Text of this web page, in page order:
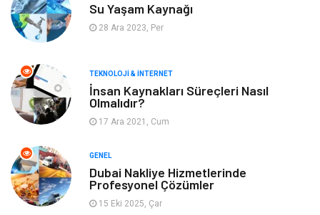
Keyif & Hobi Organizasyon
Gayrimenkul Spor
Finans& Ekonomi Anne & Çocuk
Genel Kültür
Ev İşleri
Su Yaşam Kaynağı
28 Ara 2023, Per
TEKNOLOJI & İNTERNET
İnsan Kaynakları Süreçleri Nasıl
Olmalıdır?
17 Ara 2021, Cum
GENEL
Dubai Nakliye Hizmetlerinde
Profesyonel Çözümler
15 Eki 2025, Çar